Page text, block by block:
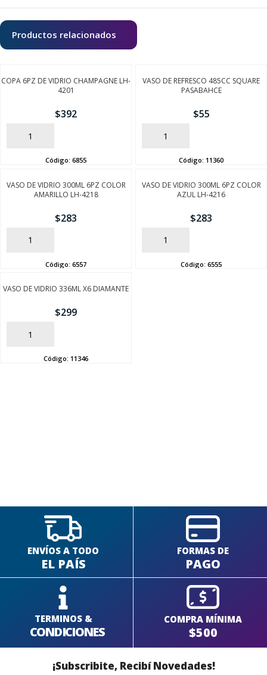
Productos relacionados
COPA 6PZ DE VIDRIO CHAMPAGNE LH-
4201
$392
AÑADIR
Código: 6855
VASO DE REFRESCO 485CC SQUARE
PASABAHCE
$55
AÑADIR
Código: 11360
VASO DE VIDRIO 300ML 6PZ COLOR
AMARILLO LH-4218
$283
AÑADIR
Código: 6557
VASO DE VIDRIO 300ML 6PZ COLOR
AZUL LH-4216
$283
AÑADIR
Código: 6555
VASO DE VIDRIO 336ML X6 DIAMANTE
$299
AÑADIR
Código: 11346
ENVÍOS A TODO
EL PAÍS
FORMAS DE
PAGO
TERMINOS &
CONDICIONES
COMPRA MÍNIMA
$500
¡Subscribite, Recibí Novedades!